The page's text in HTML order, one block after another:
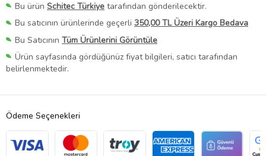
Bu ürün Schitec Türkiye tarafından gönderilecektir.
Bu satıcının ürünlerinde geçerli 350,00 TL Üzeri Kargo Bedava
Bu Satıcının Tüm Ürünlerini Görüntüle
Ürün sayfasında gördüğünüz fiyat bilgileri, satıcı tarafından
belirlenmektedir.
Ödeme Seçenekleri